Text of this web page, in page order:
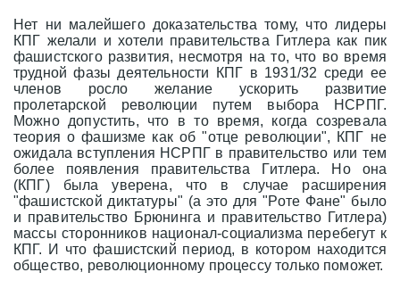
Нет ни малейшего доказательства тому, что лидеры
КПГ желали и хотели правительства Гитлера как пик
фашистского развития, несмотря на то, что во время
трудной фазы деятельности КПГ в 1931/32 среди ее
членов росло желание ускорить развитие
пролетарской революции путем выбора НСРПГ.
Можно допустить, что в то время, когда созревала
теория о фашизме как об "отце революции", КПГ не
ожидала вступления НСРПГ в правительство или тем
более появления правительства Гитлера. Но она
(КПГ) была уверена, что в случае расширения
"фашистской диктатуры" (а это для "Роте Фане" было
и правительство Брюнинга и правительство Гитлера)
массы сторонников национал-социализма перебегут к
КПГ. И что фашистский период, в котором находится
общество, революционному процессу только поможет.